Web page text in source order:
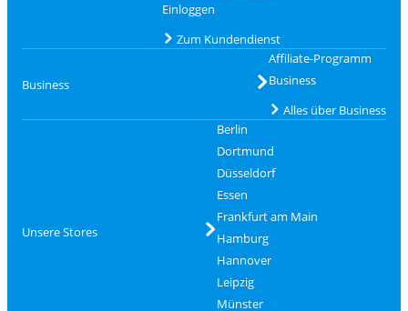
Einloggen
Zum Kundendienst
Business
Affiliate-Programm
Business
Alles über Business
Unsere Stores
Berlin
Dortmund
Düsseldorf
Essen
Frankfurt am Main
Hamburg
Hannover
Leipzig
Münster